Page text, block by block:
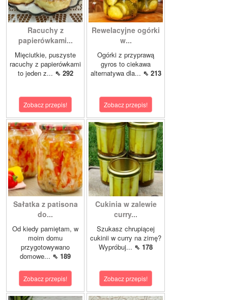
Racuchy z
papierówkami...
Mięciutkie, puszyste
racuchy z papierówkami
to jeden z... ⇖ 292
Zobacz przepis!
Rewelacyjne ogórki
w...
Ogórki z przyprawą
gyros to ciekawa
alternatywa dla... ⇖ 213
Zobacz przepis!
Sałatka z patisona
do...
Od kiedy pamiętam, w
moim domu
przygotowywano
domowe... ⇖ 189
Zobacz przepis!
Cukinia w zalewie
curry...
Szukasz chrupiącej
cukinii w curry na zimę?
Wypróbuj... ⇖ 178
Zobacz przepis!